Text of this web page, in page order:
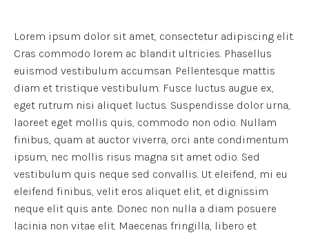
Lorem ipsum dolor sit amet, consectetur adipiscing elit.
Cras commodo lorem ac blandit ultricies. Phasellus
euismod vestibulum accumsan. Pellentesque mattis
diam et tristique vestibulum. Fusce luctus augue ex,
eget rutrum nisi aliquet luctus. Suspendisse dolor urna,
laoreet eget mollis quis, commodo non odio. Nullam
finibus, quam at auctor viverra, orci ante condimentum
ipsum, nec mollis risus magna sit amet odio. Sed
vestibulum quis neque sed convallis. Ut eleifend, mi eu
eleifend finibus, velit eros aliquet elit, et dignissim
neque elit quis ante. Donec non nulla a diam posuere
lacinia non vitae elit. Maecenas fringilla, libero et